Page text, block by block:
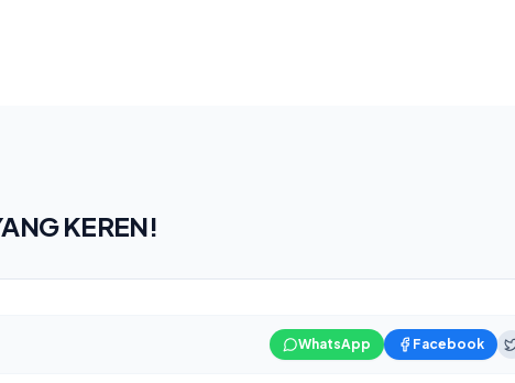
KEREN!
WhatsApp Facebook